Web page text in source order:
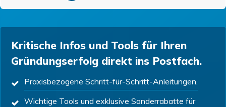
Kritische Infos und Tools für Ihren
Gründungserfolg direkt ins Postfach.
Praxisbezogene Schritt-für-Schritt-Anleitungen.
Wichtige Tools und exklusive Sonderrabatte für